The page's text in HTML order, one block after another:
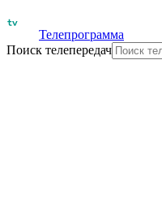
Телепрограмма
Поиск телепередач